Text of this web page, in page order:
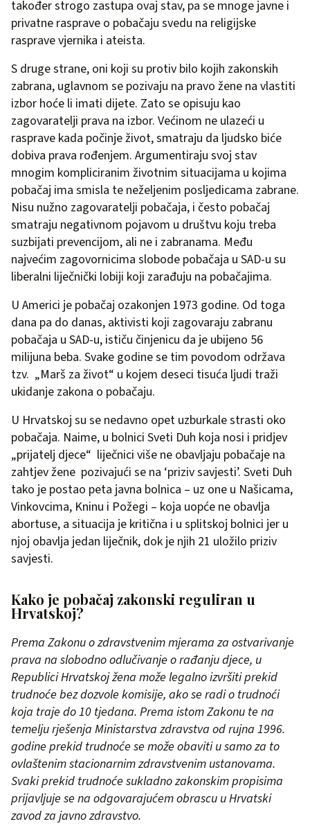
također strogo zastupa ovaj stav, pa se mnoge javne i
privatne rasprave o pobačaju svedu na religijske
rasprave vjernika i ateista.
S druge strane, oni koji su protiv bilo kojih zakonskih
zabrana, uglavnom se pozivaju na pravo žene na vlastiti
izbor hoće li imati dijete. Zato se opisuju kao
zagovaratelji prava na izbor. Većinom ne ulazeći u
rasprave kada počinje život, smatraju da ljudsko biće
dobiva prava rođenjem. Argumentiraju svoj stav
mnogim kompliciranim životnim situacijama u kojima
pobačaj ima smisla te neželjenim posljedicama zabrane.
Nisu nužno zagovaratelji pobačaja, i često pobačaj
smatraju negativnom pojavom u društvu koju treba
suzbijati prevencijom, ali ne i zabranama. Među
najvećim zagovornicima slobode pobačaja u SAD-u su
liberalni liječnički lobiji koji zarađuju na pobačajima.
U Americi je pobačaj ozakonjen 1973 godine. Od toga
dana pa do danas, aktivisti koji zagovaraju zabranu
pobačaja u SAD-u, ističu činjenicu da je ubijeno 56
milijuna beba. Svake godine se tim povodom održava
tzv. „Marš za život“ u kojem deseci tisuća ljudi traži
ukidanje zakona o pobačaju.
U Hrvatskoj su se nedavno opet uzburkale strasti oko
pobačaja. Naime, u bolnici Sveti Duh koja nosi i pridjev
„prijatelj djece“ liječnici više ne obavljaju pobačaje na
zahtjev žene pozivajući se na ‘priziv savjesti’. Sveti Duh
tako je postao peta javna bolnica – uz one u Našicama,
Vinkovcima, Kninu i Požegi – koja uopće ne obavlja
abortuse, a situacija je kritična i u splitskoj bolnici jer u
njoj obavlja jedan liječnik, dok je njih 21 uložilo priziv
savjesti.
Kako je pobačaj zakonski reguliran u
Hrvatskoj?
Prema Zakonu o zdravstvenim mjerama za ostvarivanje
prava na slobodno odlučivanje o rađanju djece, u
Republici Hrvatskoj žena može legalno izvršiti prekid
trudnoće bez dozvole komisije, ako se radi o trudnoći
koja traje do 10 tjedana. Prema istom Zakonu te na
temelju rješenja Ministarstva zdravstva od rujna 1996.
godine prekid trudnoće se može obaviti u samo za to
ovlaštenim stacionarnim zdravstvenim ustanovama.
Svaki prekid trudnoće sukladno zakonskim propisima
prijavljuje se na odgovarajućem obrascu u Hrvatski
zavod za javno zdravstvo.